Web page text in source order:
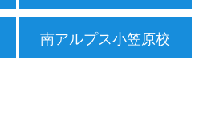
南アルプス小笠原校